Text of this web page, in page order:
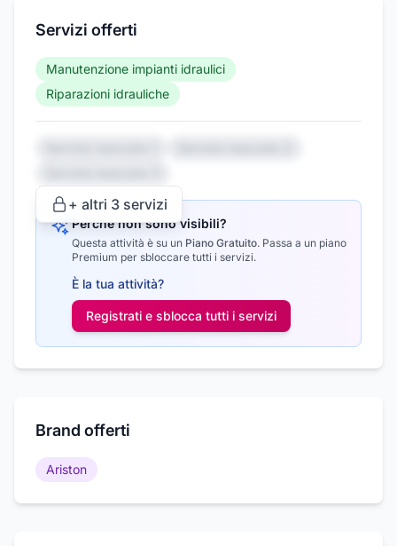
Servizi offerti
Manutenzione impianti idraulici
Riparazioni idrauliche
+ altri 3 servizi
Perché non sono visibili?
Questa attività è su un Piano Gratuito. Passa a un piano
Premium per sbloccare tutti i servizi.
È la tua attività?
Registrati e sblocca tutti i servizi
Brand offerti
Ariston